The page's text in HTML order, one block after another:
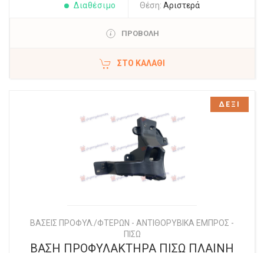
Διαθέσιμο Θέση: Αριστερά
ΠΡΟΒΟΛΗ
ΣΤΟ ΚΑΛΆΘΙ
ΒΑΣΕΙΣ ΠΡΟΦΥΛ./ΦΤΕΡΩΝ - ΑΝΤΙΘΟΡΥΒΙΚΑ ΕΜΠΡΟΣ -
ΠΙΣΩ
ΒΑΣΗ ΠΡΟΦΥΛΑΚΤΗΡΑ ΠΙΣΩ ΠΛΑΙΝΗ
ΔΕΞΙ